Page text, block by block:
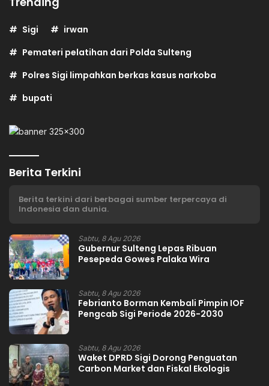
Sigi
irwan
Pemateri pelatihan dari Polda Sulteng
Polres Sigi limpahkan berkas kasus narkoba
bupati
Berita Terkini
Berita terkini dari berbagai sumber terpercaya di
Indonesia dan dunia.
Sabtu, 8 Agu 2026
Gubernur Sulteng Lepas Ribuan
Pesepeda Gowes Palaka Wira
Sabtu, 8 Agu 2026
Febrianto Borman Kembali Pimpin IOF
Pengcab Sigi Periode 2026-2030
Sabtu, 8 Agu 2026
Waket DPRD Sigi Dorong Penguatan
Carbon Market dan Fiskal Ekologis